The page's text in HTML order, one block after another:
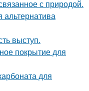
с природой.
выступ.
покрытие для
для